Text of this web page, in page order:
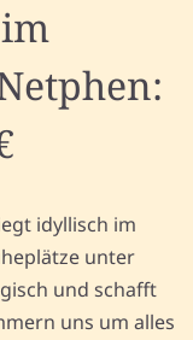
idyllisch im
unter
und schafft
uns um alles